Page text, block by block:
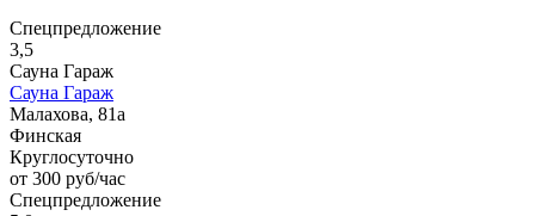
Спецпредложение
3,5
Сауна Гараж
Сауна Гараж
Малахова, 81а
Финская
Круглосуточно
от 300 руб/час
Спецпредложение